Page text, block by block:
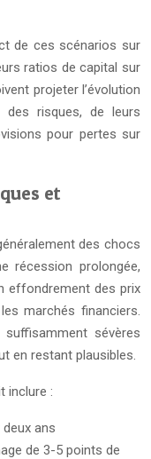
de ces scénarios sur
ratios de capital sur
projeter l’évolution
risques, de leurs
pour pertes sur
et
des chocs
récession prolongée,
effondrement des prix
marchés financiers.
sévères
en restant plausibles.
inclure :
ans
de 3-5 points de